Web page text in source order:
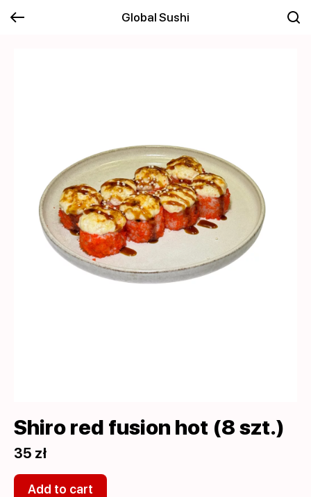
Global Sushi
Shiro red fusion hot (8 szt.)
35 zł
Add to cart